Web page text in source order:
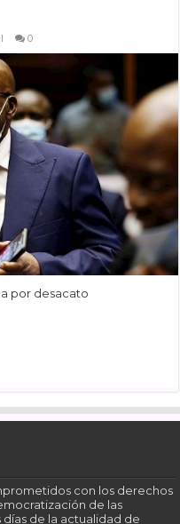
0
por desacato
con los derechos
de las
de la actualidad de